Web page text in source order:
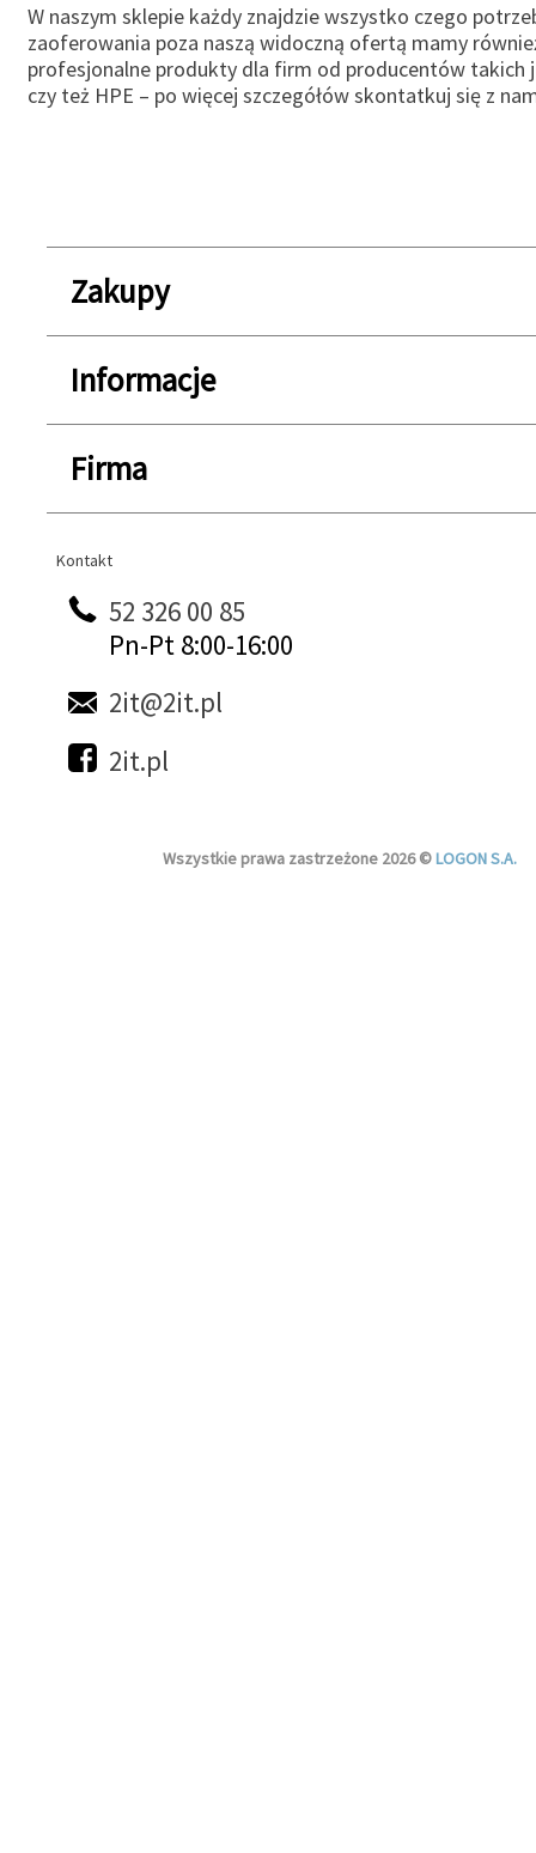
W naszym sklepie każdy znajdzie wszystko czego
zaoferowania poza naszą widoczną ofertą mamy
profesjonalne produkty dla firm od producentów takich
czy też HPE – po więcej szczegółów skontatkuj się z
Zakupy
Informacje
Firma
Kontakt
Kontakt
52 326 00 85
Pn-Pt 8:00-16:00
2it@2it.pl
2it.pl
Wszystkie prawa zastrzeżone 2026 ©LOGON S.A.